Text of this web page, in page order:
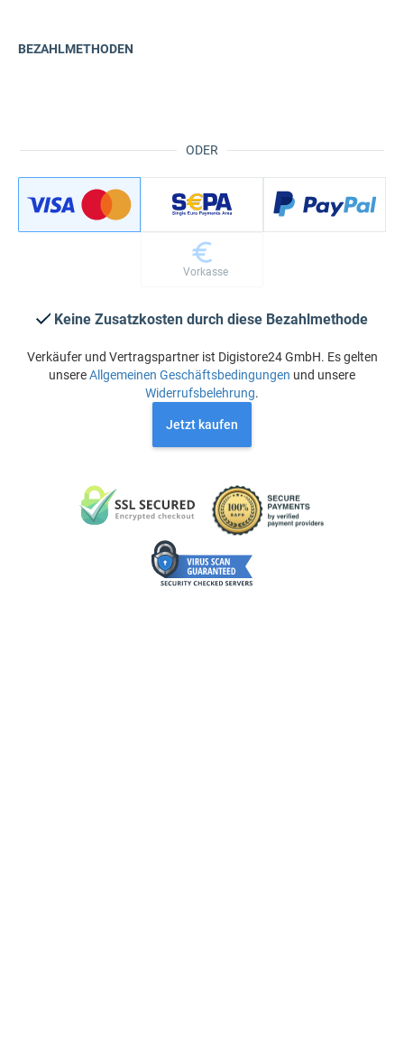
ODER
BEZAHLMETHODEN
Vorkasse
Keine Zusatzkosten durch diese Bezahlmethode
Verkäufer und Vertragspartner ist Digistore24 GmbH. Es gelten
unsereAllgemeinen Geschäftsbedingungen und unsere
Widerrufsbelehrung.
Jetzt kaufen